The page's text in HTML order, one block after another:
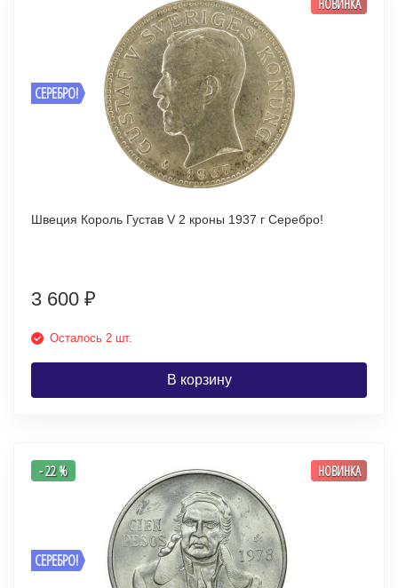
СЕРЕБРО!
Швеция Король Густав V 2 кроны 1937 г Серебро!
3 600 ₽
Осталось 2 шт.
В корзину
СЕРЕБРО!
- 22 % НОВИНКА